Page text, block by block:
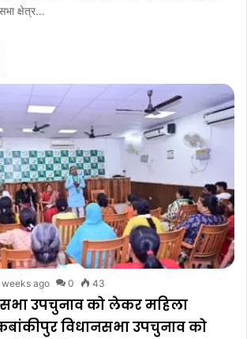
क्षेत्र…
weeks ago 0 43
उपचुनाव को लेकर महिला
विधानसभा उपचुनाव को